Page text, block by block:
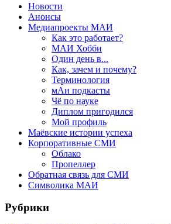
Новости
Анонсы
Медиапроекты МАИ
Как это работает?
МАИ Хобби
Один день в...
Как, зачем и почему?
Терминология
мАи подкасты
Чё по науке
Диплом пригодился
Мой профиль
Маёвские истории успеха
Корпоративные СМИ
Облако
Пропеллер
Обратная связь для СМИ
Символика МАИ
Рубрики